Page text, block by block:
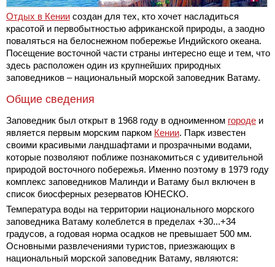
Отдых в Кении создан для тех, кто хочет насладиться
красотой и первобытностью африканской природы, а заодно
поваляться на белоснежном побережье Индийского океана.
Посещение восточной части страны интересно еще и тем, что
здесь расположен один из крупнейших природных
заповедников – национальный морской заповедник Ватаму.
Общие сведения
Заповедник был открыт в 1968 году в одноименном городе и
является первым морским парком Кении. Парк известен
своими красивыми ландшафтами и прозрачными водами,
которые позволяют поближе познакомиться с удивительной
природой восточного побережья. Именно поэтому в 1979 году
комплекс заповедников Малинди и Ватаму был включен в
список биосферных резерватов ЮНЕСКО.
Температура воды на территории национального морского
заповедника Ватаму колеблется в пределах +30...+34
градусов, а годовая норма осадков не превышает 500 мм.
Основными развлечениями туристов, приезжающих в
национальный морской заповедник Ватаму, являются: